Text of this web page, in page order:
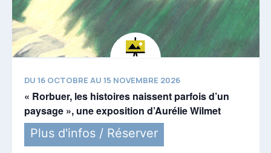
DU 16 OCTOBRE AU 15 NOVEMBRE 2026
« Rorbuer, les histoires naissent parfois d’un
paysage », une exposition d’Aurélie Wilmet
Plus d'infos / Réserver